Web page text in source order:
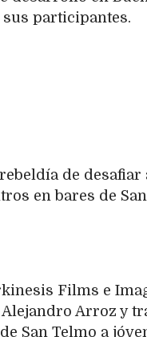
participantes.
de
en bares de
Films e
Arroz y
San Telmo a